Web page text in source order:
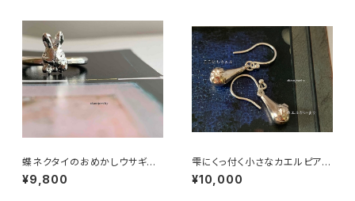
蝶ネクタイのおめかしウサギち
ゃん
¥9,800
雫にくっ付く小さなカエルピア
ス シルバー製
¥10,000